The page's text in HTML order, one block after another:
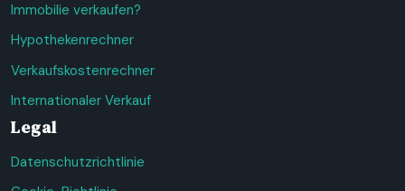
Immobilie verkaufen?
Hypothekenrechner
Verkaufskostenrechner
Internationaler Verkauf
Legal
Datenschutzrichtlinie